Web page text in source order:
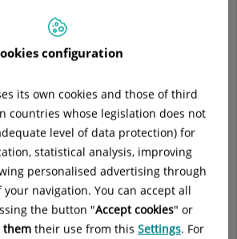
Ruber Juan Bravo
39 y 49
999
configuration
its own cookies and those of third
countries whose legislation does not
level of data protection) for
statistical analysis, improving
personalised advertising through
navigation. You can accept all
the button "Accept cookies" or
them their use from this Settings. For